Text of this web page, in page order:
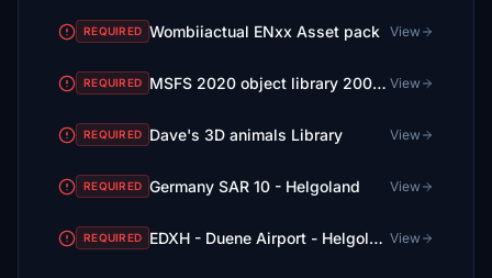
REQUIRED Wombiiactual ENxx Asset pack View
REQUIRED MSFS 2020 object library 200+ models - towers hangars to cones v14-11 UPDATE View
REQUIRED Dave's 3D animals Library View
REQUIRED Germany SAR 10 - Helgoland View
REQUIRED EDXH - Duene Airport - Helgoland - Upgrade + Heliport View